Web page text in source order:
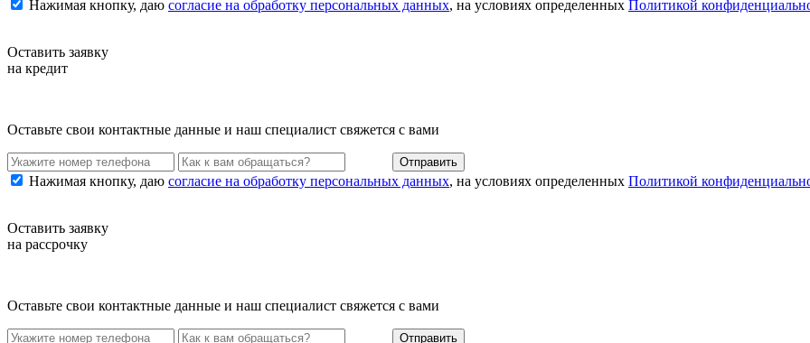
Нажимая кнопку, даю согласие на обработку персональных данных, на условиях определенных Политикой
Оставить заявку
на кредит
Оставьте свои контактные данные и наш специалист свяжется с вами
Нажимая кнопку, даю согласие на обработку персональных данных, на условиях определенных Политикой
Оставить заявку
на рассрочку
Оставьте свои контактные данные и наш специалист свяжется с вами